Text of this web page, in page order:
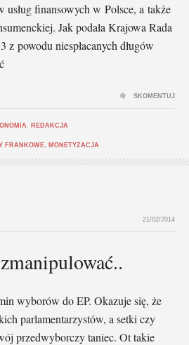
usług finansowych w Polsce, a także
Jak podała Krajowa Rada
powodu niespłacanych długów
REDAKCJA
FRANKOWE MONETYZACJA
SKOMENTUJ
21/02/2014
wyborów do EP. Okazuje się, że
parlamentarzystów, a setki czy
przedwyborczy taniec. Ot takie